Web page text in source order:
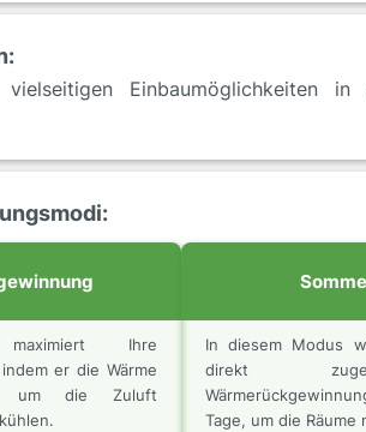
Einbaumöglichkeiten
Ihre
er die Wärme
um die Zuluft
In diesem Modus
direkt
Tage, um die